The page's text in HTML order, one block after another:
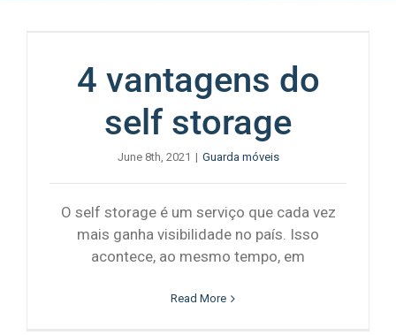
4 vantagens do
self storage
June 8th, 2021 | Guarda móveis
O self storage é um serviço que cada vez
mais ganha visibilidade no país. Isso
acontece, ao mesmo tempo, em
Read More